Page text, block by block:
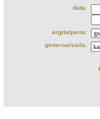
data:
argitalpena:
generoa/saila: